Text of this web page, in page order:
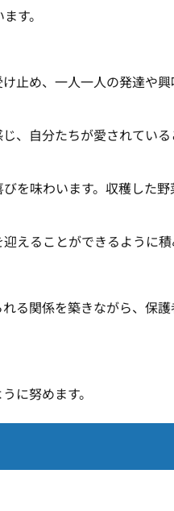
す。
止め、一人一人の発達や
、自分たちが愛されてい
を味わいます。収穫した
えることができるように積
る関係を築きながら、保
に努めます。